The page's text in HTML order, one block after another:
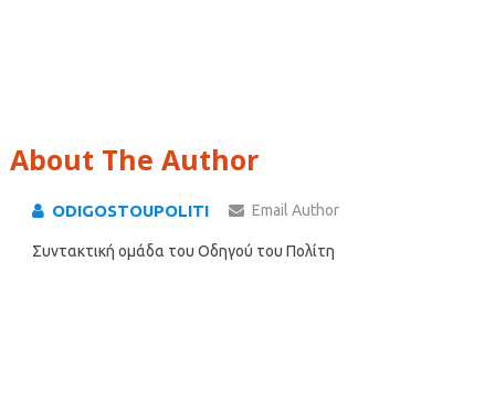
About The Author
ODIGOSTOUPOLITI Email Author
Συντακτική ομάδα του Οδηγού του Πολίτη